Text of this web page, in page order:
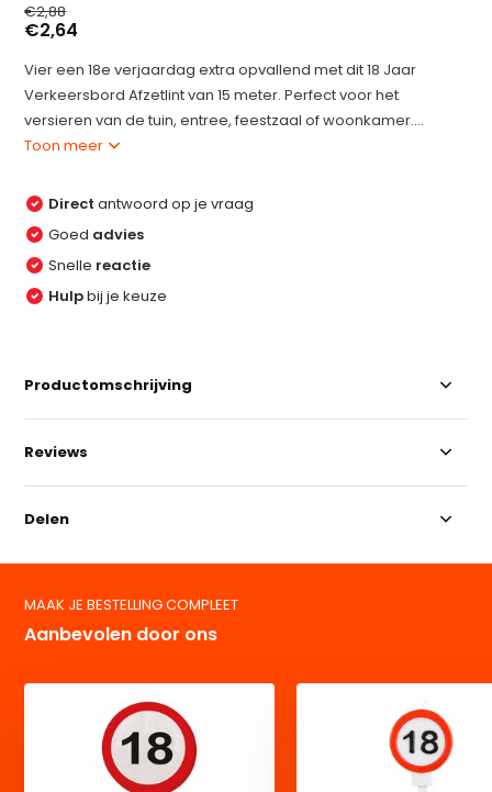
€2,88
€2,64
Vier een 18e verjaardag extra opvallend met dit 18 Jaar
Verkeersbord Afzetlint van 15 meter. Perfect voor het
versieren van de tuin, entree, feestzaal of woonkamer....
Toon meer
Direct antwoord op je vraag
Goed advies
Snelle reactie
Hulpbij je keuze
Productomschrijving
Reviews
Delen
MAAK JE BESTELLING COMPLEET
Aanbevolen door ons